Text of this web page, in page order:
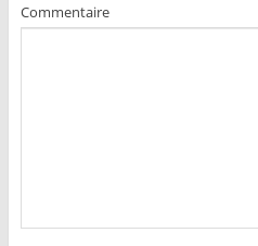
Commentaire